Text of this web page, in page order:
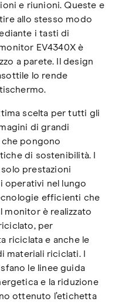
e riunioni. Queste e
allo stesso modo
i tasti di
EV4340X è
a parete. Il design
lo rende
scelta per tutti gli
di grandi
pongono
di sostenibilità. I
prestazioni
operativi nel lungo
efficienti che
monitor è realizzato
per
riciclata e anche le
materiali riciclati. I
le linee guida
e la riduzione
ottenuto l’etichetta